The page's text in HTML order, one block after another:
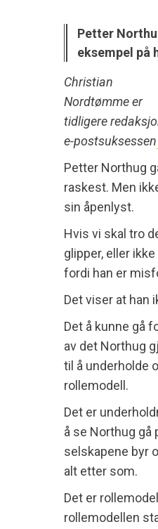
Petter
eksempel på
Christian
Nordtømme er
tidligere
e-postsuksessen
Petter Northug
raskest. Men
sin åpenlyst.
Hvis vi skal tro
glipper, eller
fordi han er
Det viser at han
Det å kunne gå
av det Northug
til å underholde
rollemodell.
Det er
å se Northug gå
selskapene byr
alt etter som.
Det er
rollemodellen